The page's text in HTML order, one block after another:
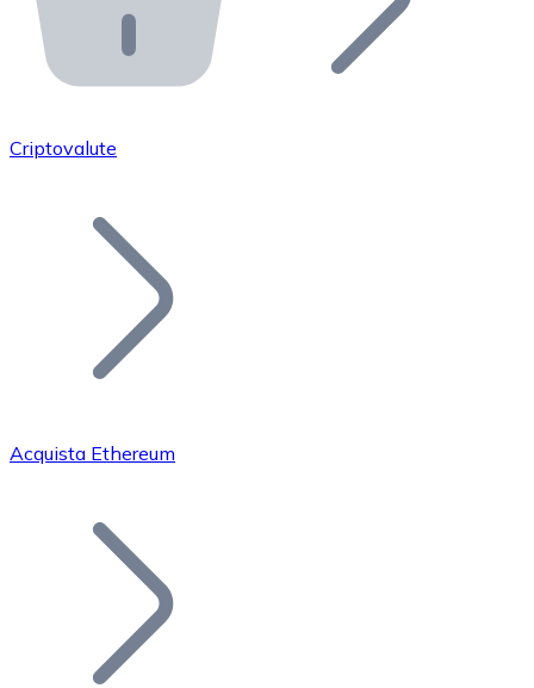
API Bitnovo
Integra la nostra API nel tuo ecosistema.
Unisciti alla nostra rete di rivenditori e
Aggiungi il token del tuo progetto al nostro servizio di
Bitcoin
Criptovalute
Acquista Ethereum